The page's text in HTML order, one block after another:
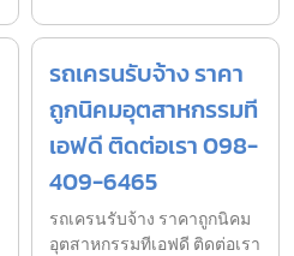
รถเครนรับจ้าง ราคา
ถูกนิคมอุตสาหกรรมที
เอฟดี ติดต่อเรา 098-
409-6465
รถเครนรับจ้าง ราคาถูกนิคม
อุตสาหกรรมทีเอฟดี ติดต่อเรา